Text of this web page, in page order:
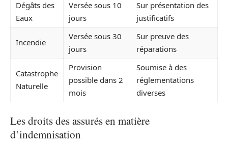
Dégâts des
Eaux
Versée sous 10
jours
Sur présentation des
justificatifs
Incendie
Versée sous 30
jours
Sur preuve des
réparations
Catastrophe
Naturelle
Provision
possible dans 2
mois
Soumise à des
réglementations
diverses
Les droits des assurés en matière
d’indemnisation